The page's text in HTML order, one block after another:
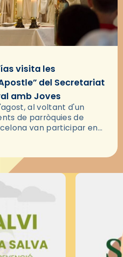
visita les
del Secretariat
amb Joves
al voltant d'un
de parròquies de
van participar en
organitzades pel